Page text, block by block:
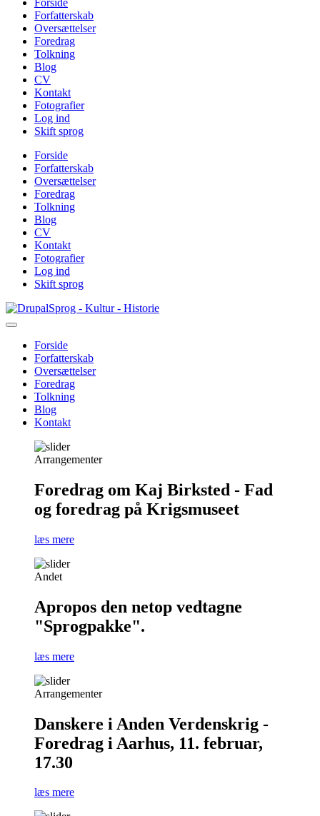
Forside
Forfatterskab
Oversættelser
Foredrag
Tolkning
Blog
CV
Kontakt
Fotografier
Log ind
Skift sprog
Forside
Forfatterskab
Oversættelser
Foredrag
Tolkning
Blog
CV
Kontakt
Fotografier
Log ind
Skift sprog
Gå
til
Sprog - Kultur - Historie
Primær
navigation
Forside
Forfatterskab
Oversættelser
Foredrag
Tolkning
Blog
Kontakt
Arrangementer
Foredrag om Kaj Birksted - Fad
og foredrag på Krigsmuseet
læs mere
Andet
Apropos den netop vedtagne
"Sprogpakke".
læs mere
Arrangementer
Danskere i Anden Verdenskrig -
Foredrag i Aarhus, 11. februar,
17.30
læs mere